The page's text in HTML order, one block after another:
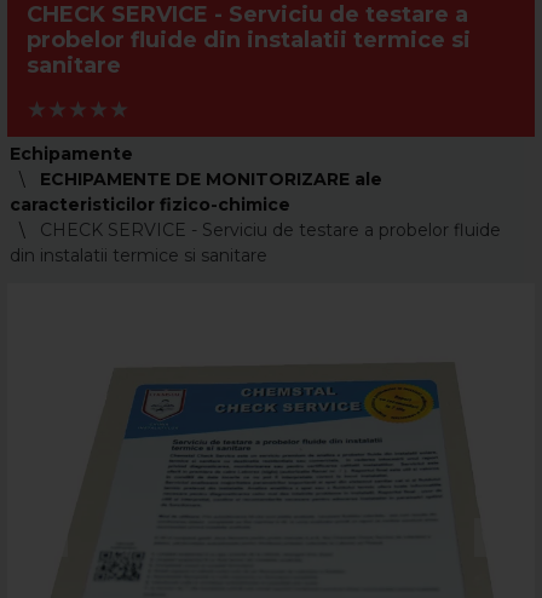
CHECK SERVICE - Serviciu de testare a
probelor fluide din instalatii termice si
sanitare
Echipamente
ECHIPAMENTE DE MONITORIZARE ale
caracteristicilor fizico-chimice
CHECK SERVICE - Serviciu de testare a probelor fluide
din instalatii termice si sanitare